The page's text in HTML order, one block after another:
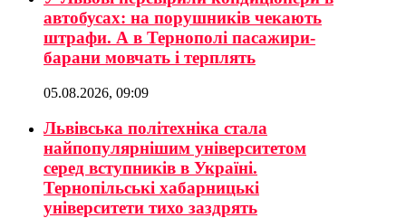
автобусах: на порушників чекають
штрафи. А в Тернополі пасажири-
барани мовчать і терплять
05.08.2026, 09:09
Львівська політехніка стала
найпопулярнішим університетом
серед вступників в Україні.
Тернопільські хабарницькі
університети тихо заздрять